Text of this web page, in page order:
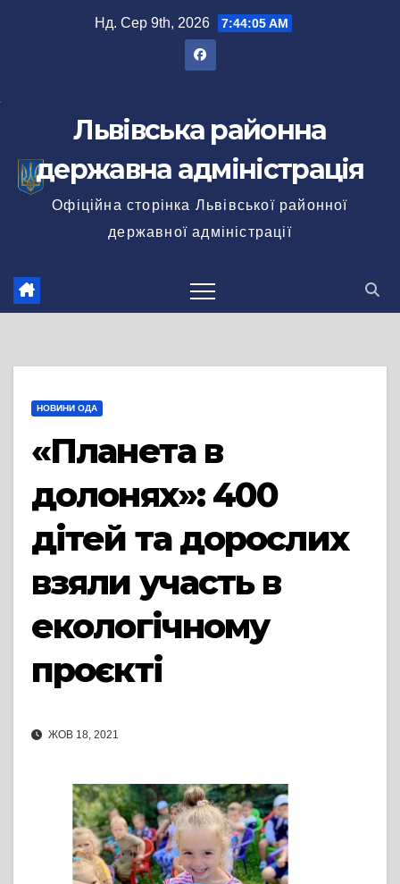
Нд. Сер 9th, 2026 7:44:05 AM
Львівська районна
державна адміністрація
Офіційна сторінка Львівської районної
державної адміністрації
НОВИНИ ОДА
«Планета в
долонях»: 400
дітей та дорослих
взяли участь в
екологічному
проєкті
ЖОВ 18, 2021